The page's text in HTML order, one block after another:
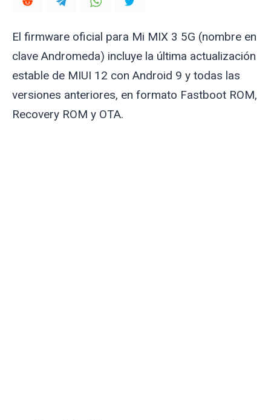
El firmware oficial para Mi MIX 3 5G (nombre en
clave Andromeda) incluye la última actualización
estable de MIUI 12 con Android 9 y todas las
versiones anteriores, en formato Fastboot ROM,
Recovery ROM y OTA.